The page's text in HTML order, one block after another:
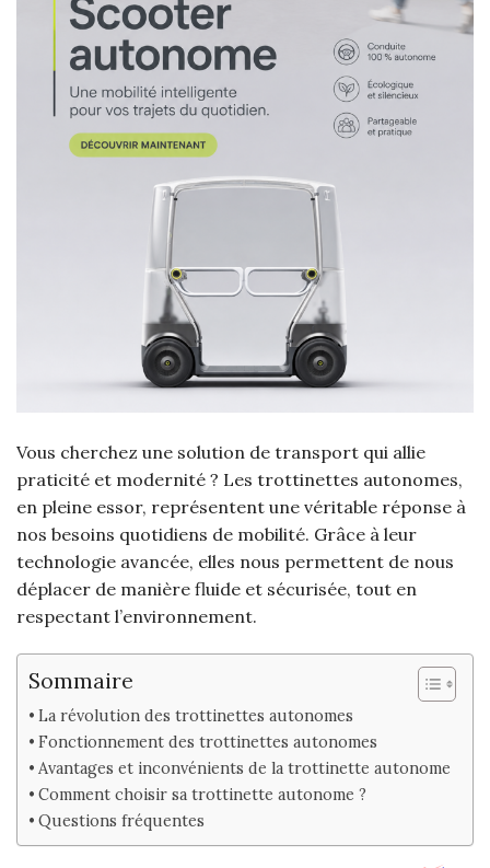
Vous cherchez une solution de transport qui allie
praticité et modernité ? Les trottinettes autonomes,
en pleine essor, représentent une véritable réponse à
nos besoins quotidiens de mobilité. Grâce à leur
technologie avancée, elles nous permettent de nous
déplacer de manière fluide et sécurisée, tout en
respectant l’environnement.
Sommaire
La révolution des trottinettes autonomes
Fonctionnement des trottinettes autonomes
Avantages et inconvénients de la trottinette autonome
Comment choisir sa trottinette autonome ?
Questions fréquentes